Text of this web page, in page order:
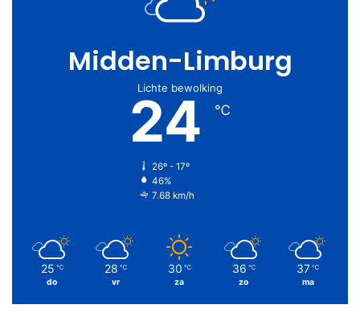
Midden-Limburg
Lichte bewolking
24 ℃
26º - 17º
46%
7.68 km/h
25 ℃
do
28 ℃
vr
30 ℃
za
36 ℃
zo
37 ℃
ma